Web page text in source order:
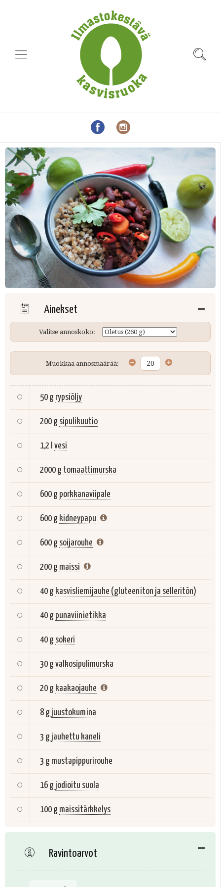
Ainekset
Valitse annoskoko:
Muokkaa annosmäärää:
50 g rypsiöljy
200 g sipulikuutio
1,2 l vesi
2000 g tomaattimurska
600 g porkkanaviipale
600 g kidneypapu
600 g soijarouhe
200 g maissi
40 g kasvisliemijauhe (gluteeniton ja selleritön)
40 g punaviinietikka
40 g sokeri
30 gvalkosipulimurska
20 g kaakaojauhe
8 g juustokumina
3 g jauhettu kaneli
3 g mustapippurirouhe
16 g jodioitu suola
100 g maissitärkkelys
Ravintoarvot